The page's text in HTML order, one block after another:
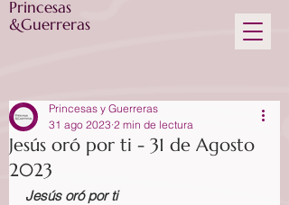
Princesas
&Guerreras
Jesús oró por ti - 31 de Agosto
2023
Princesas y Guerreras
31 ago 2023 2 min de lectura
Jesús oró por ti